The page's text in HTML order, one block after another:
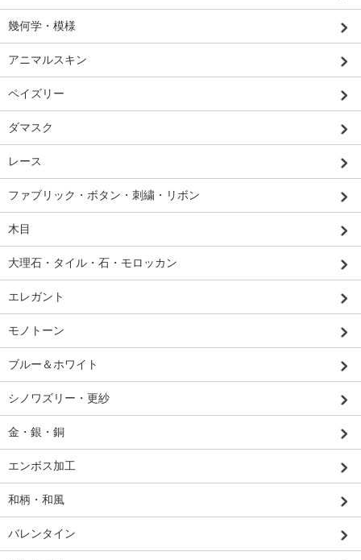
幾何学・模様
アニマルスキン
ペイズリー
ダマスク
レース
ファブリック・ボタン・刺繍・リボン
木目
大理石・タイル・石・モロッカン
エレガント
モノトーン
ブルー＆ホワイト
シノワズリー・更紗
金・銀・銅
エンボス加工
和柄・和風
バレンタイン